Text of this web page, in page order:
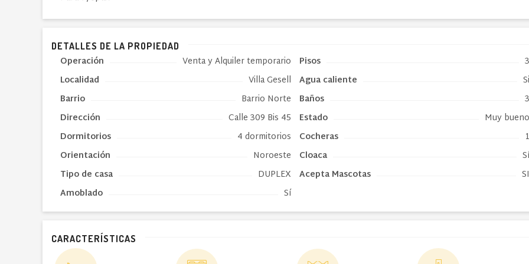
DETALLES DE LA PROPIEDAD
Operación
Venta y Alquiler temporario
Localidad
Villa Gesell
Barrio
Barrio Norte
Dirección
Calle 309 Bis 45
Dormitorios
4 dormitorios
Orientación
Noroeste
Tipo de casa
DUPLEX
Amoblado
Sí
Pisos
3
Agua caliente
Si
Baños
3
Estado
Muy bueno
Cocheras
1
Cloaca
Sí
Acepta Mascotas
SI
CARACTERÍSTICAS